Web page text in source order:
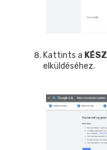
Kattints a KÉSZ
elküldéséhez.